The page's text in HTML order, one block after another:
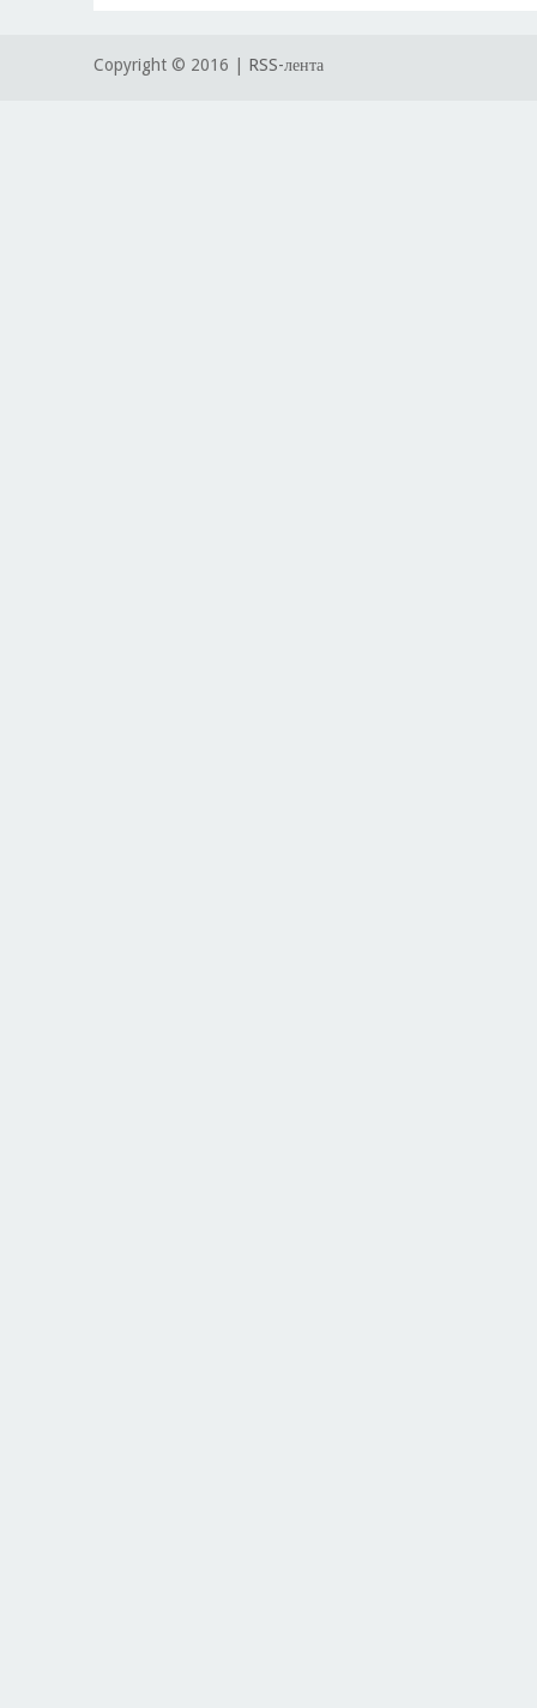
Copyright © 2016 | RSS-лента